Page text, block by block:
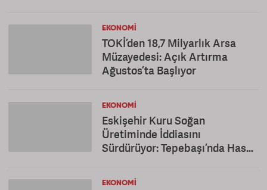
EKONOMI
TOKİ’den 18,7 Milyarlık Arsa
Müzayedesi: Açık Artırma
Ağustos’ta Başlıyor
EKONOMI
Eskişehir Kuru Soğan
Üretiminde İddiasını
Sürdürüyor: Tepebaşı’nda Hasat
EKONOMI